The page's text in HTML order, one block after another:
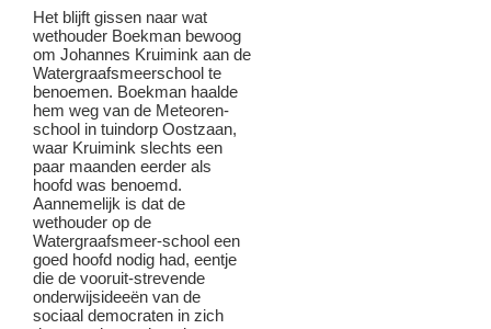
Het blijft gissen naar wat
wethouder Boekman bewoog
om Johannes Kruimink aan de
Watergraafsmeerschool te
benoemen. Boekman haalde
hem weg van de Meteoren-
school in tuindorp Oostzaan,
waar Kruimink slechts een
paar maanden eerder als
hoofd was benoemd.
Aannemelijk is dat de
wethouder op de
Watergraafsmeer-school een
goed hoofd nodig had, eentje
die de vooruit-strevende
onderwijsideeën van de
sociaal democraten in zich